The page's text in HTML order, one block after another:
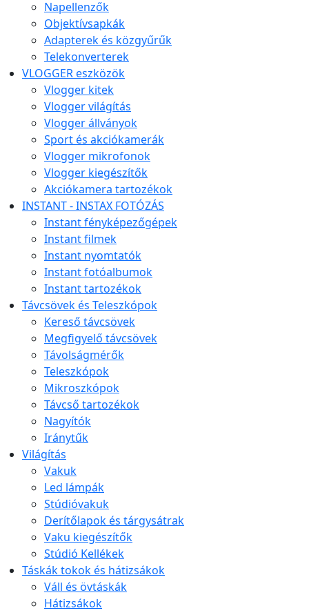
Napellenzők
Objektívsapkák
Adapterek és közgyűrűk
Telekonverterek
VLOGGER eszközök
Vlogger kitek
Vlogger világítás
Vlogger állványok
Sport és akciókamerák
Vlogger mikrofonok
Vlogger kiegészítők
Akciókamera tartozékok
INSTANT - INSTAX FOTÓZÁS
Instant fényképezőgépek
Instant filmek
Instant nyomtatók
Instant fotóalbumok
Instant tartozékok
Távcsövek és Teleszkópok
Kereső távcsövek
Megfigyelő távcsövek
Távolságmérők
Teleszkópok
Mikroszkópok
Távcső tartozékok
Nagyítók
Iránytűk
Világítás
Vakuk
Led lámpák
Stúdióvakuk
Derítőlapok és tárgysátrak
Vaku kiegészítők
Stúdió Kellékek
Táskák tokok és hátizsákok
Váll és övtáskák
Hátizsákok